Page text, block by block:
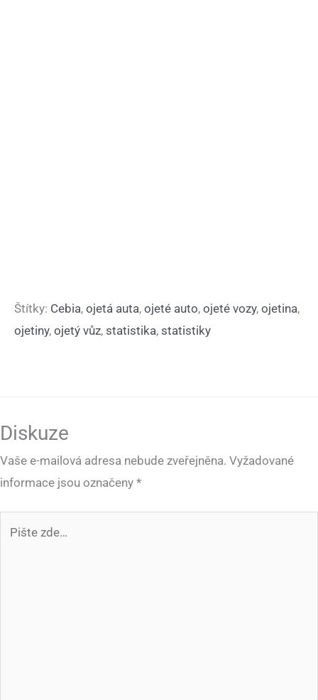
Štítky: Cebia, ojetá auta, ojeté auto, ojeté vozy, ojetina,
ojetiny, ojetý vůz, statistika, statistiky
Diskuze
Vaše e-mailová adresa nebude zveřejněna. Vyžadované
informace jsou označeny *